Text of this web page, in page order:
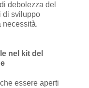
debolezza del
di sviluppo
necessità.
nel kit del
essere aperti